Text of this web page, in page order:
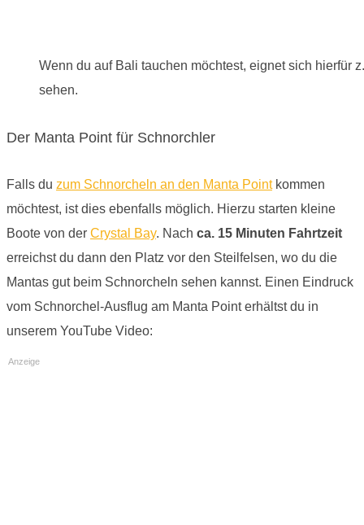
Wenn du auf Bali tauchen möchtest, eignet sich hierfür
sehen.
Der Manta Point für Schnorchler
Falls du zum Schnorcheln an den Manta Pointkommen
möchtest, ist dies ebenfalls möglich. Hierzu starten kleine
Boote von der Crystal Bay. Nach ca. 15 Minuten Fahrtzeit
erreichst du dann den Platz vor den Steilfelsen, wo du die
Mantas gut beim Schnorcheln sehen kannst. Einen Eindruck
vom Schnorchel-Ausflug am Manta Point erhältst du in
unserem YouTube Video:
Anzeige